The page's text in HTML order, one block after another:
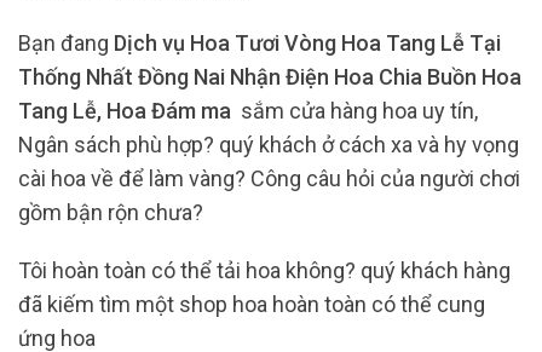
Bạn đang Dịch vụ Hoa Tươi Vòng Hoa Tang Lễ Tại
Thống Nhất Đồng Nai Nhận Điện Hoa Chia Buồn Hoa
Tang Lễ, Hoa Đám ma sắm cửa hàng hoa uy tín,
Ngân sách phù hợp? quý khách ở cách xa và hy vọng
cài hoa về để làm vàng? Công câu hỏi của người chơi
gồm bận rộn chưa?
Tôi hoàn toàn có thể tải hoa không? quý khách hàng
đã kiếm tìm một shop hoa hoàn toàn có thể cung
ứng hoa